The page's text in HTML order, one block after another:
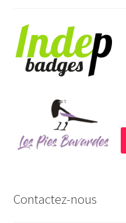
Contactez-nous